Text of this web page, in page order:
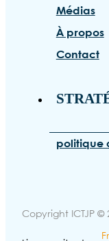
Médias
À propos
Contact
politique
Copyright ICTJP ©